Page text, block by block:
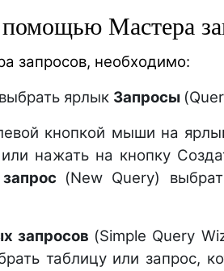
помощью Мастера
запросов, необходимо:
ярлык Запросы
кнопкой мыши на
нажать на кнопку
(New Query)
запросов (Simple Query
таблицу или запрос,